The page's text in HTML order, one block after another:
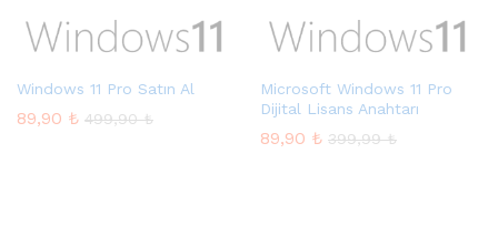
Windows 11 Pro Satın Al
89,90 ₺ 499,90₺
Microsoft Windows 11 Pro
Dijital Lisans Anahtarı
89,90 ₺ 399,99₺